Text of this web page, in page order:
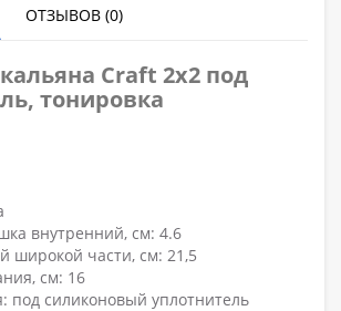
ОТЗЫВОВ (0)
Craft 2х2 под
тонировка
внутренний, см: 4.6
широкой части, см: 21,5
см: 16
: под силиконовый уплотнитель